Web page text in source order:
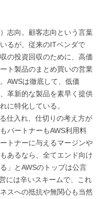
志向。顧客志向という言葉
るが、従来のITベンダで
の投資回収のために、高価
ト製品のまとめ買いの営業
AWSは徹底して、低価
革新的な製品を素早く提供
に特化している。
仕入れ、仕切りの考え方が
パートナーもAWS利用料
トナーに与えるマージンや
あるなら、全てエンド向け
」とAWSのトップは公言
には辛いスキームで、これ
スへの抵抗や無関心も当然